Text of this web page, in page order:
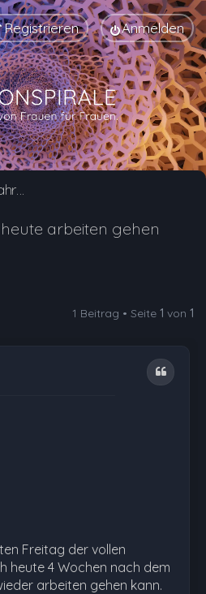
Anmelden
Registrieren
Mirena Erfahrungsberichte und Nebenwirkungen
arbeiten gehen
1 Beitrag • Seite 1 von 1
Zitat
Freitag der vollen
heute 4 Wochen nach dem
arbeiten gehen kann.